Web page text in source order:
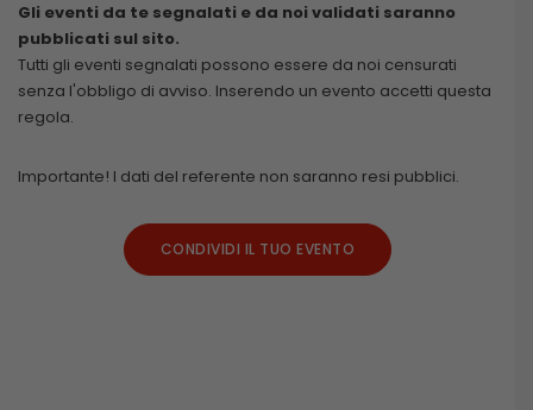
Gli eventi da te segnalati e da noi validati saranno
pubblicati sul sito.
Tutti gli eventi segnalati possono essere da noi censurati
senza l'obbligo di avviso. Inserendo un evento accetti questa
regola.
Importante! I dati del referente non saranno resi pubblici.
CONDIVIDI IL TUO EVENTO